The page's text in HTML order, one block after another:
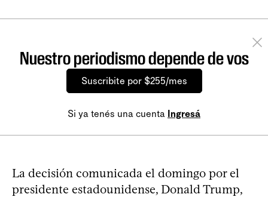
Nuestro periodismo depende de vos
Suscribite por $255/mes
Si ya tenés una cuenta Ingresá
La decisión comunicada el domingo por el
presidente estadounidense, Donald Trump,